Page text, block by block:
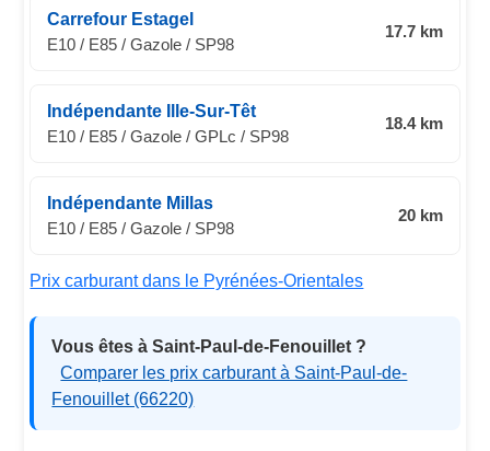
Carrefour Estagel
E10 / E85 / Gazole / SP98
17.7 km
Indépendante Ille-Sur-Têt
E10 / E85 / Gazole / GPLc / SP98
18.4 km
Indépendante Millas
E10 / E85 / Gazole / SP98
20 km
Prix carburant dans le Pyrénées-Orientales
Vous êtes à Saint-Paul-de-Fenouillet ?
Comparer les prix carburant à Saint-Paul-de-
Fenouillet (66220)